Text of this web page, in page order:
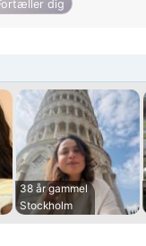
dig
38 år gammel
Stockholm